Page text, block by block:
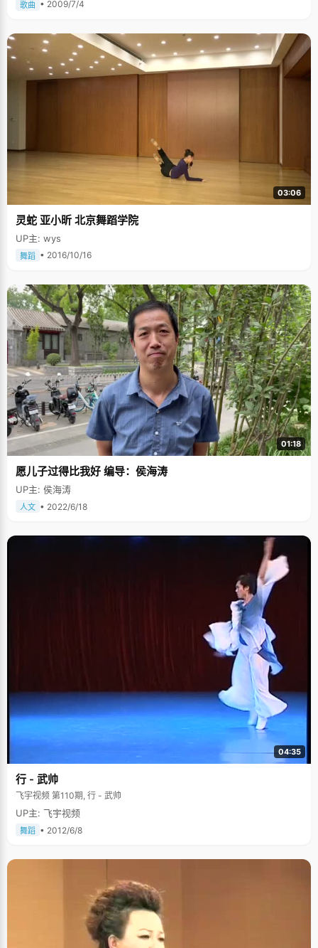
歌曲 • 2009/7/4
03:06
灵蛇 亚小昕 北京舞蹈学院
UP主: wys
舞蹈 • 2016/10/16
01:18
愿儿子过得比我好 编导：侯海涛
UP主: 侯海涛
人文 • 2022/6/18
04:35
行 - 武帅
飞宇视频 第110期, 行 - 武帅
UP主: 飞宇视频
舞蹈 • 2012/6/8